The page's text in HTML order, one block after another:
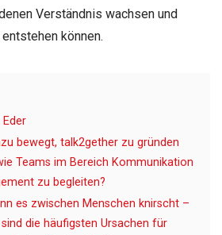
Verständnis wachsen und
können.
bewegt, talk2gether zu gründen
Teams im Bereich Kommunikation
zu begleiten?
es zwischen Menschen knirscht –
die häufigsten Ursachen für